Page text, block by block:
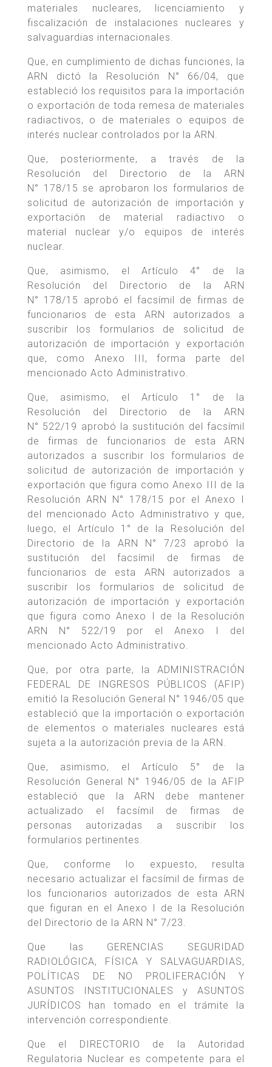
materiales nucleares, licenciamiento y
fiscalización de instalaciones nucleares y
salvaguardias internacionales.
Que, en cumplimiento de dichas funciones, la
ARN dictó la Resolución N° 66/04, que
estableció los requisitos para la importación
o exportación de toda remesa de materiales
radiactivos, o de materiales o equipos de
interés nuclear controlados por la ARN.
Que, posteriormente, a través de la
Resolución del Directorio de la ARN
N° 178/15 se aprobaron los formularios de
solicitud de autorización de importación y
exportación de material radiactivo o
material nuclear y/o equipos de interés
nuclear.
Que, asimismo, el Artículo 4° de la
Resolución del Directorio de la ARN
N° 178/15 aprobó el facsímil de firmas de
funcionarios de esta ARN autorizados a
suscribir los formularios de solicitud de
autorización de importación y exportación
que, como Anexo III, forma parte del
mencionado Acto Administrativo.
Que, asimismo, el Artículo 1° de la
Resolución del Directorio de la ARN
N° 522/19 aprobó la sustitución del facsímil
de firmas de funcionarios de esta ARN
autorizados a suscribir los formularios de
solicitud de autorización de importación y
exportación que figura como Anexo III de la
Resolución ARN N° 178/15 por el Anexo I
del mencionado Acto Administrativo y que,
luego, el Artículo 1° de la Resolución del
Directorio de la ARN N° 7/23 aprobó la
sustitución del facsímil de firmas de
funcionarios de esta ARN autorizados a
suscribir los formularios de solicitud de
autorización de importación y exportación
que figura como Anexo I de la Resolución
ARN N° 522/19 por el Anexo I del
mencionado Acto Administrativo.
Que, por otra parte, la ADMINISTRACIÓN
FEDERAL DE INGRESOS PÚBLICOS (AFIP)
emitió la Resolución General N° 1946/05 que
estableció que la importación o exportación
de elementos o materiales nucleares está
sujeta a la autorización previa de la ARN.
Que, asimismo, el Artículo 5° de la
Resolución General N° 1946/05 de la AFIP
estableció que la ARN debe mantener
actualizado el facsímil de firmas de
personas autorizadas a suscribir los
formularios pertinentes.
Que, conforme lo expuesto, resulta
necesario actualizar el facsímil de firmas de
los funcionarios autorizados de esta ARN
que figuran en el Anexo I de la Resolución
del Directorio de la ARN N° 7/23.
Que las GERENCIAS SEGURIDAD
RADIOLÓGICA, FÍSICA Y SALVAGUARDIAS,
POLÍTICAS DE NO PROLIFERACIÓN Y
ASUNTOS INSTITUCIONALES y ASUNTOS
JURÍDICOS han tomado en el trámite la
intervención correspondiente.
Que el DIRECTORIO de la Autoridad
Regulatoria Nuclear es competente para el